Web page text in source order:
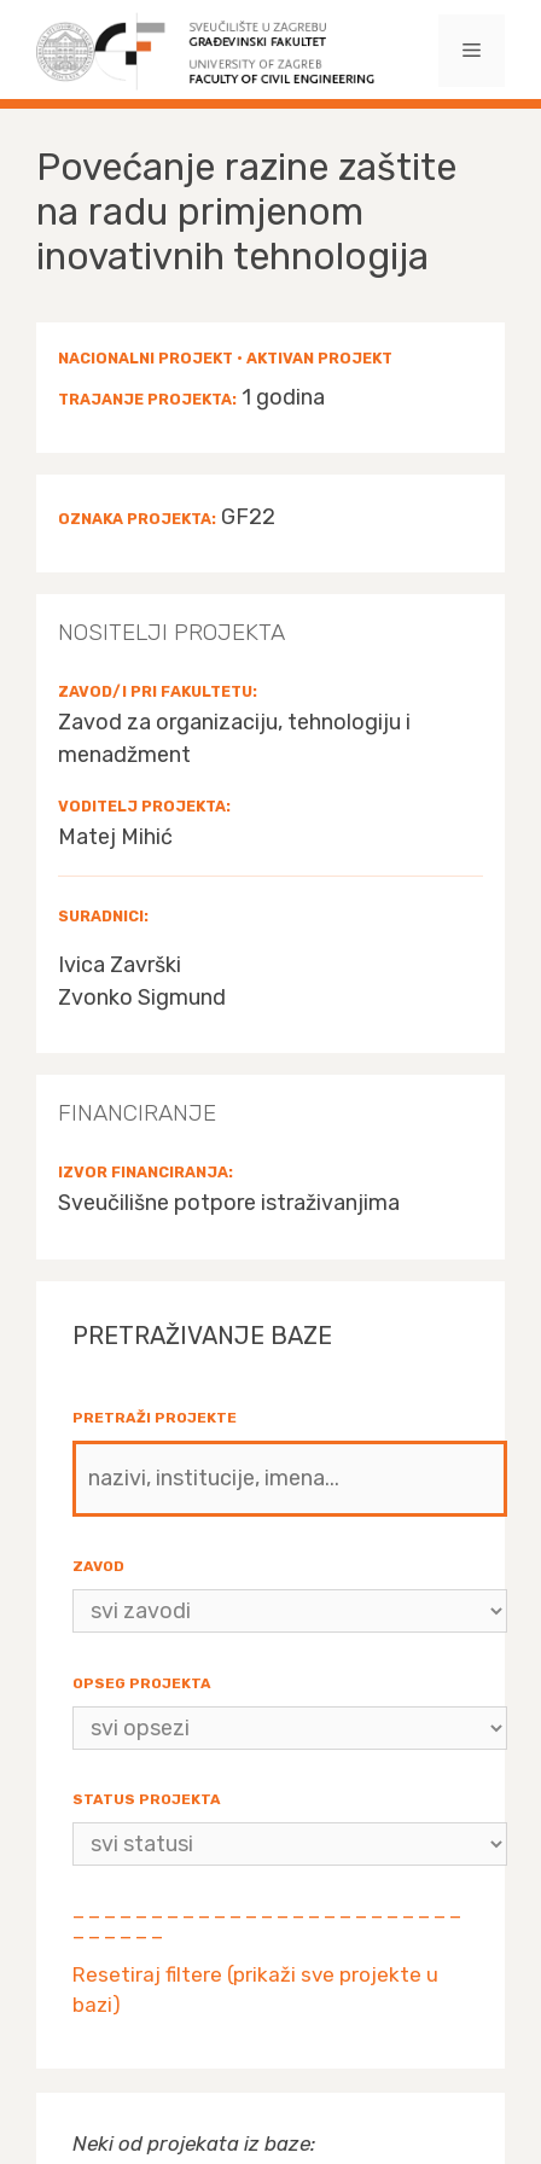
sadržaj
Povećanje razine zaštite
na radu primjenom
inovativnih tehnologija
NACIONALNI PROJEKT • AKTIVAN PROJEKT
TRAJANJE PROJEKTA: 1 godina
OZNAKA PROJEKTA: GF22
NOSITELJI PROJEKTA
ZAVOD/I PRI FAKULTETU:
Zavod za organizaciju, tehnologiju i
menadžment
VODITELJ PROJEKTA:
Matej Mihić
SURADNICI:
Ivica Završki
Zvonko Sigmund
FINANCIRANJE
IZVOR FINANCIRANJA:
Sveučilišne potpore istraživanjima
PRETRAŽIVANJE BAZE
PRETRAŽI PROJEKTE
ZAVOD
OPSEG PROJEKTA
STATUS PROJEKTA
— — — — — — — — — — — — — — — — — — — — — — — — —
— — — — — —
Resetiraj filtere (prikaži sve projekte u
bazi)
Neki od projekata iz baze: